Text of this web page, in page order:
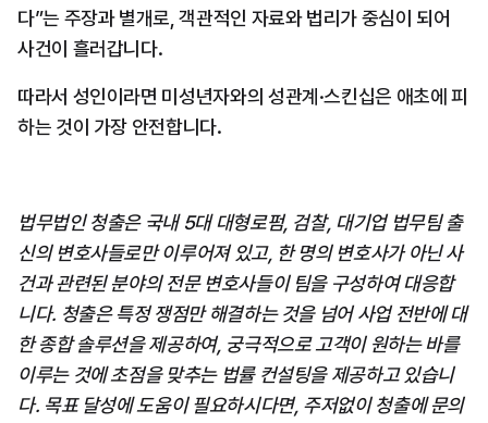
다”는 주장과 별개로, 객관적인 자료와 법리가 중심이 되어
사건이 흘러갑니다.
따라서 성인이라면 미성년자와의 성관계·스킨십은 애초에 피
하는 것이 가장 안전합니다.
법무법인 청출은 국내 5대 대형로펌, 검찰, 대기업 법무팀 출
신의 변호사들로만 이루어져 있고, 한 명의 변호사가 아닌 사
건과 관련된 분야의 전문 변호사들이 팀을 구성하여 대응합
니다. 청출은 특정 쟁점만 해결하는 것을 넘어 사업 전반에 대
한 종합 솔루션을 제공하여, 궁극적으로 고객이 원하는 바를
이루는 것에 초점을 맞추는 법률 컨설팅을 제공하고 있습니
다. 목표 달성에 도움이 필요하시다면, 주저없이 청출에 문의